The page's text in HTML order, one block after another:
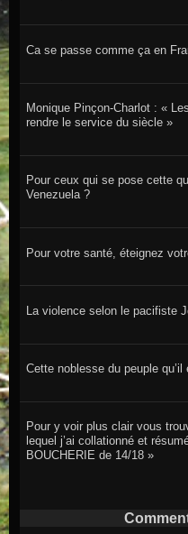
Ca se passe comme ça en
Monique Pinçon-Charlot : «
rendre le service du siècle »
Pour ceux qui se pose cette
Venezuela ?
Pour votre santé, éteignez
La violence selon le pacifiste
Cette noblesse du peuple
Pour y voir plus clair vous
lequel j’ai collationné et
BOUCHERIE de 14/18 »